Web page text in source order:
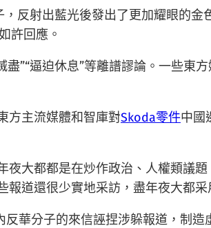
反射出藍光後發出了更加耀眼的
許回應。
盡”“逼迫休息”等離譜謬論。一些東
方主流媒體和智庫對Skoda零件中國
夜大都都是在炒作政治、人權類議
道還很少實地采訪，盡年夜大都
華分子的來信誣捏涉躲報道，制造